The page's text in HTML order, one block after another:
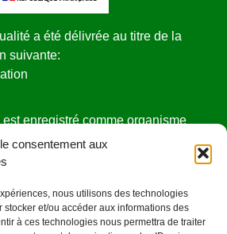
consentement aux
nous utilisons des technologies
et/ou accéder aux informations des
à ces technologies nous permettra de traiter
a été délivrée au titre de la
suivante:
enregistré comme organisme
de formation
N° 52440841444 auprès de la
ne vaut pas agrément de l’état